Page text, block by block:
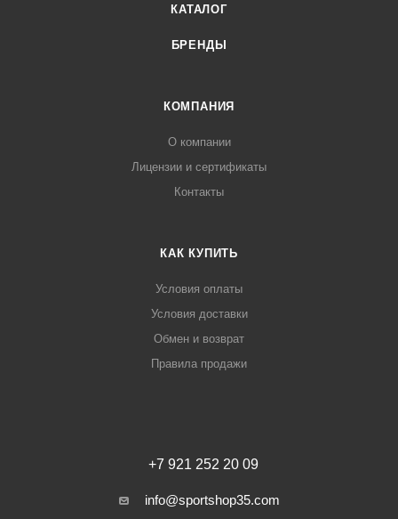
КАТАЛОГ
БРЕНДЫ
КОМПАНИЯ
О компании
Лицензии и сертификаты
Контакты
КАК КУПИТЬ
Условия оплаты
Условия доставки
Обмен и возврат
Правила продажи
+7 921 252 20 09
info@sportshop35.com